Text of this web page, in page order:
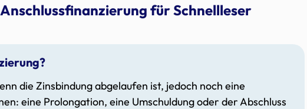
für Schnellleser
die Zinsbindung abgelaufen ist, jedoch noch eine
eine Prolongation, eine Umschuldung oder der Abschluss